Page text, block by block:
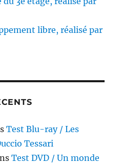
libre, réalisé par
Test Blu-ray / Les
Tessari
Test DVD / Un monde